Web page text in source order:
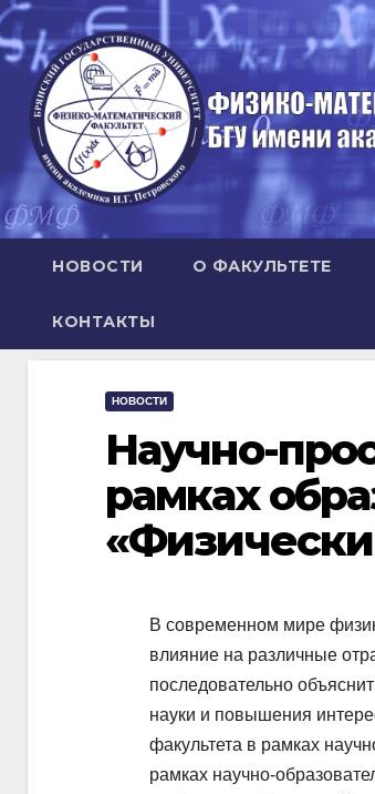
Перейти
к
содержимому
НОВОСТИ О ФАКУЛЬТЕТЕ
КОНТАКТЫ
НОВОСТИ
Научно-
рамках
В современном мире
влияние на различные
последовательно
науки и повышения
факультета в рамках
рамках научно-